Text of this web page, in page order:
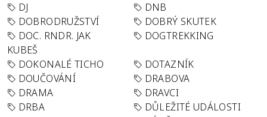
DJ
DNB
DOBRODRUŽSTVÍ
DOBRÝ SKUTEK
DOC. RNDR. JAK
KUBEŠ
DOGTREKKING
DOKONALÉ TICHO
DOTAZNÍK
DOUČOVÁNÍ
DRABOVA
DRAMA
DRAVCI
DRBA
DŮLEŽITÉ UDÁLOSTI